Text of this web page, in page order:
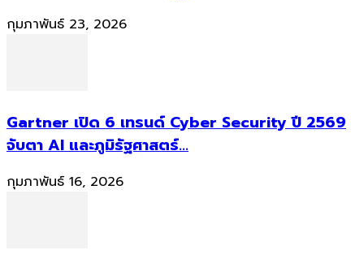
กุมภาพันธ์ 23, 2026
Gartner เปิด 6 เทรนด์ Cyber Security ปี 2569
จับตา AI และภูมิรัฐศาสตร์...
กุมภาพันธ์ 16, 2026